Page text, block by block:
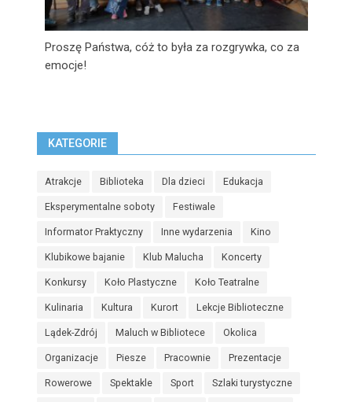
Proszę Państwa, cóż to była za rozgrywka, co za
emocje!
KATEGORIE
Atrakcje Biblioteka Dla dzieci Edukacja
Eksperymentalne soboty Festiwale
Informator Praktyczny Inne wydarzenia Kino
Klubikowe bajanie Klub Malucha Koncerty
Konkursy Koło Plastyczne Koło Teatralne
Kulinaria Kultura Kurort Lekcje Biblioteczne
Lądek-Zdrój Maluch w Bibliotece Okolica
Organizacje Piesze Pracownie Prezentacje
Rowerowe Spektakle Sport Szlaki turystyczne